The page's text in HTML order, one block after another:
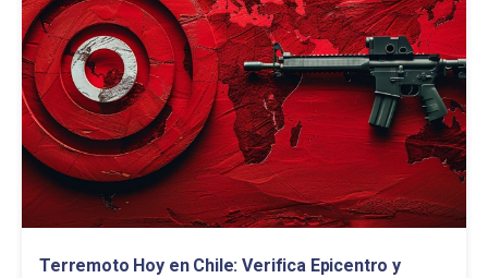
Terremoto Hoy en Chile: Verifica Epicentro y